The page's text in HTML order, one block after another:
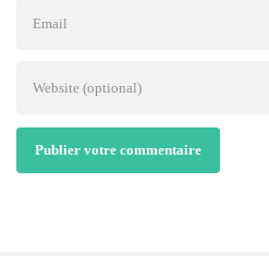
Publier votre commentaire